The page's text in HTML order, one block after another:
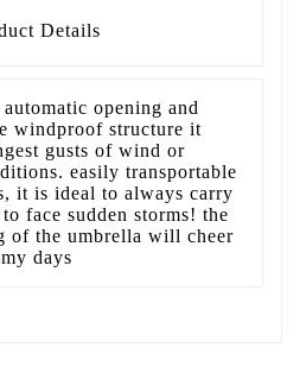
Details
opening and
windproof structure it
gusts of wind or
easily transportable
it is ideal to always carry
face sudden storms! the
of the umbrella will cheer
days